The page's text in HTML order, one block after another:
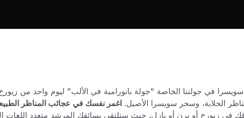
في جولتنا الخاصة "جولة بانورامية في الألب" ليوم واحد من
الخلابة، وسحر سويسرا الأصيل. اغمر نفسك في عجائب المناظر
في زيورخ أو برن أو بازل، حيث ستلتقي بسائقك المرشد متعدد اللغات